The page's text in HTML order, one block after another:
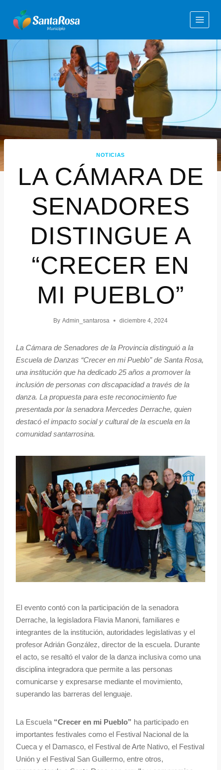
NOTICIAS
LA CÁMARA DE
SENADORES
DISTINGUE A
“CRECER EN
MI PUEBLO”
By Admin_santarosa diciembre 4, 2024
La Cámara de Senadores de la Provincia distinguió a la
Escuela de Danzas “Crecer en mi Pueblo” de Santa Rosa,
una institución que ha dedicado 25 años a promover la
inclusión de personas con discapacidad a través de la
danza. La propuesta para este reconocimiento fue
presentada por la senadora Mercedes Derrache, quien
destacó el impacto social y cultural de la escuela en la
comunidad santarrosina.
El evento contó con la participación de la senadora
Derrache, la legisladora Flavia Manoni, familiares e
integrantes de la institución, autoridades legislativas y el
profesor Adrián González, director de la escuela. Durante
el acto, se resaltó el valor de la danza inclusiva como una
disciplina integradora que permite a las personas
comunicarse y expresarse mediante el movimiento,
superando las barreras del lenguaje.
La Escuela “Crecer en mi Pueblo” ha participado en
importantes festivales como el Festival Nacional de la
Cueca y el Damasco, el Festival de Arte Nativo, el Festival
Unión y el Festival San Guillermo, entre otros,